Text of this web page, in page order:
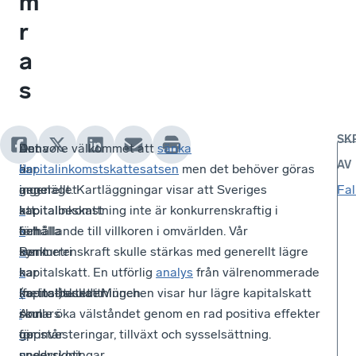
r
a
s
Den
d
i
s
k
u
s
s
i
o
Det
är
angeläget
att
behålla
symmetri
i
kapitalbeskattningen.
Annars
uppstår
Anna
har
ingen
kapitalinkomst
och
Berit
har
(netto-)skulder
som
ger
Det vore välkommet att sänka
kapitalinkomstskattesatsen men det behöver göras
generellt. Kartläggningar visar att Sveriges
kapitalbeskattning inte är konkurrenskraftig i
förhållande till villkoren i omvärlden. Vår
konkurrenskraft skulle stärkas med generellt lägre
kapitalskatt. En utförlig analys från välrenommerade
Ifo-institutet i München visar hur lägre kapitalskatt
skulle öka välståndet genom en rad positiva effekter
för investeringar, tillväxt och sysselsättning.
AV